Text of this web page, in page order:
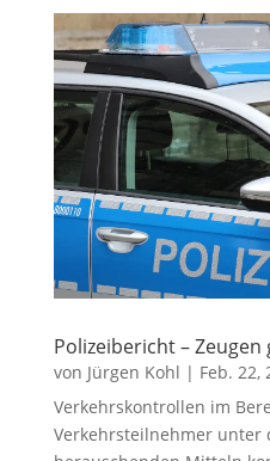
Polizeibericht – Zeugen
von Jürgen Kohl | Feb. 22,
Verkehrskontrollen im
Verkehrsteilnehmer unter